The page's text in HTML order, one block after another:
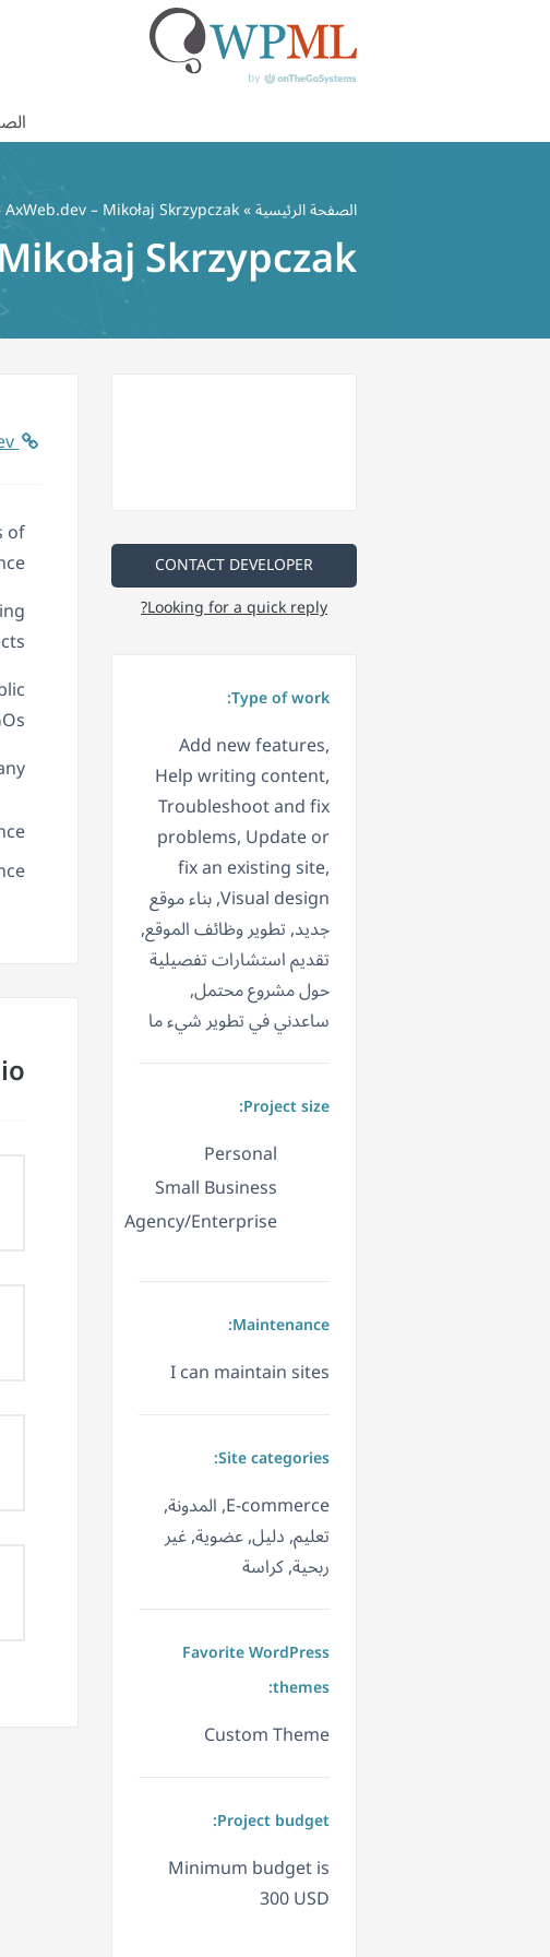
الصفحة الرئيسية»
– Mikołaj Skrzypczak
Skrzypczak
CONTACT DEVELOPER
Looking for a quick reply?
Type of work:
Add new features,
Help writing content,
Troubleshoot and fix
problems, Update or
fix an existing site,
Visual design, بناء موقع
جديد, تطوير وظائف الموقع,
تقديم استشارات تفصيلية
حول مشروع محتمل,
ساعدني في تطوير شيء ما
Project size:
Personal
Small Business
Agency/Enterprise
Maintenance:
I can maintain sites
Site categories:
E-commerce, المدونة,
تعليم, دليل, عضوية, غير
ربحية, كراسة
Favorite WordPress
themes:
Custom Theme
Project budget:
Minimum budget is
300 USD
https://axweb.dev
of